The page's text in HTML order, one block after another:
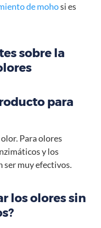
de mohosi es
sobre la
para
Para olores
y los
ser muy efectivos.
los olores sin